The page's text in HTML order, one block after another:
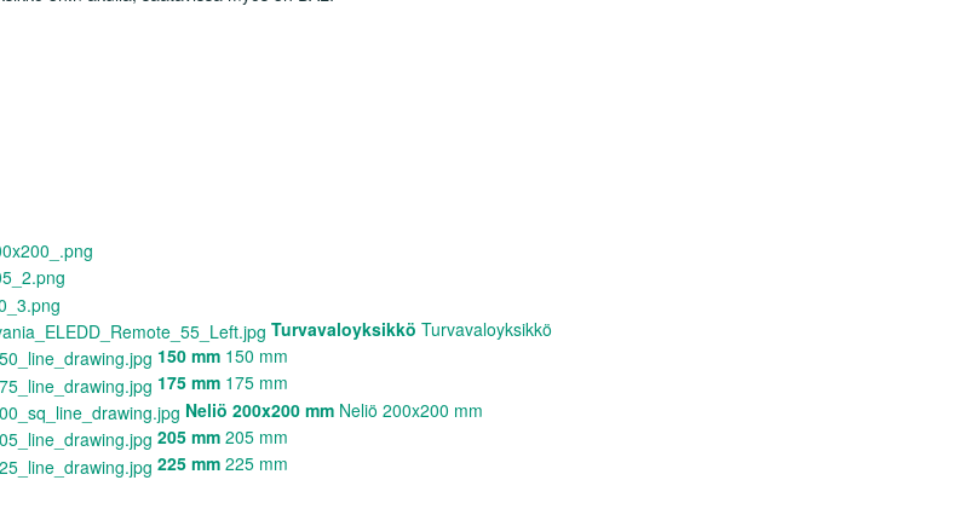
Turvavaloyksikkö Turvavaloyksikkö
150 mm 150 mm
175 mm 175 mm
Neliö 200x200 mm Neliö 200x200 mm
205 mm 205 mm
225 mm 225 mm